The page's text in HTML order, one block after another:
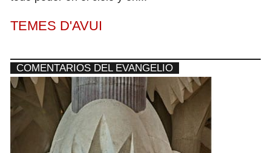
TEMES D'AVUI
COMENTARIOS DEL EVANGELIO